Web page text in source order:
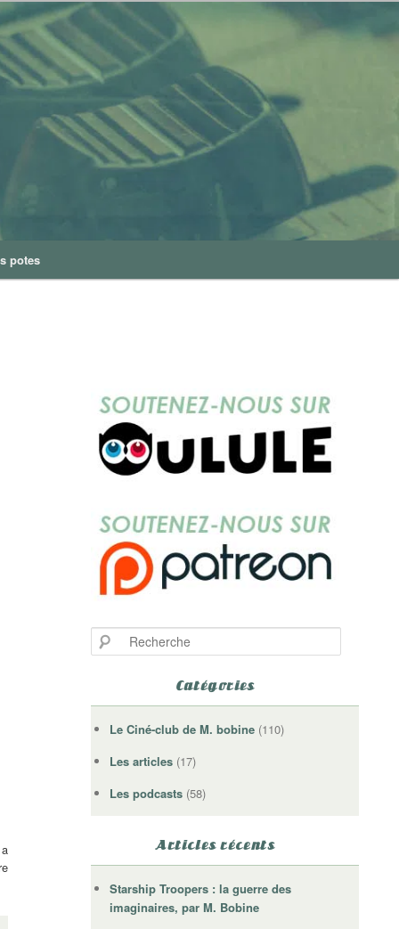
potes
e
e
Catégories
Le Ciné-club de M. bobine (110)
Les articles (17)
Les podcasts (58)
Articles récents
Starship Troopers : la guerre des
imaginaires, par M. Bobine